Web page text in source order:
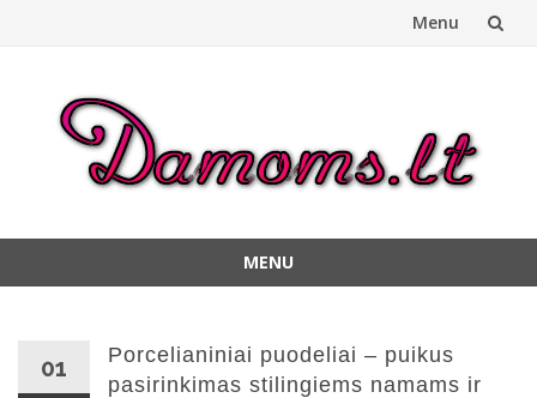
Menu
MENU
01
Porcelianiniai puodeliai – puikus
pasirinkimas stilingiems namams ir